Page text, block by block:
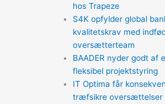
hos Trapeze
S4K opfylder global
kvalitetskrav med
oversætterteam
BAADER nyder godt af
fleksibel projektstyring
IT Optima får
træfsikre oversættelser